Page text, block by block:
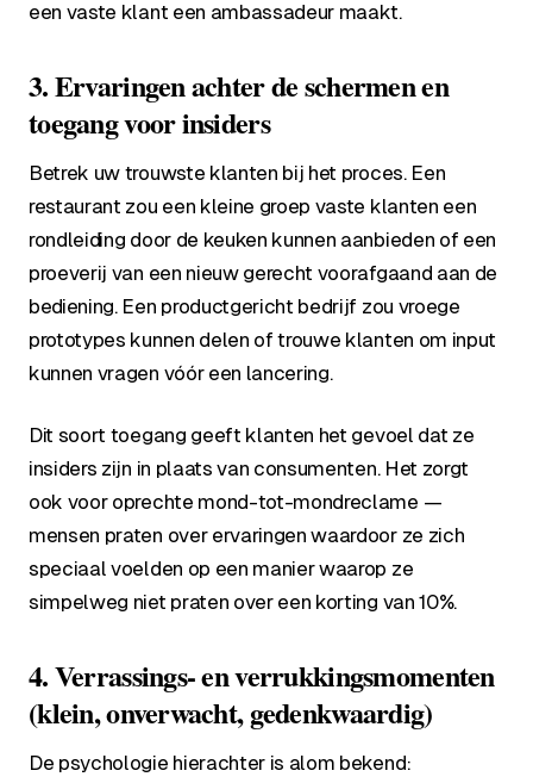
een vaste klant een ambassadeur maakt.
3. Ervaringen achter de schermen en
toegang voor insiders
Betrek uw trouwste klanten bij het proces. Een
restaurant zou een kleine groep vaste klanten een
rondleiding door de keuken kunnen aanbieden of een
proeverij van een nieuw gerecht voorafgaand aan de
bediening. Een productgericht bedrijf zou vroege
prototypes kunnen delen of trouwe klanten om input
kunnen vragen vóór een lancering.
Dit soort toegang geeft klanten het gevoel dat ze
insiders zijn in plaats van consumenten. Het zorgt
ook voor oprechte mond-tot-mondreclame —
mensen praten over ervaringen waardoor ze zich
speciaal voelden op een manier waarop ze
simpelweg niet praten over een korting van 10%.
4. Verrassings- en verrukkingsmomenten
(klein, onverwacht, gedenkwaardig)
De psychologie hierachter is alom bekend: